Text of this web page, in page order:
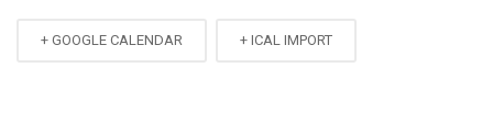
+ GOOGLE CALENDAR + ICAL IMPORT